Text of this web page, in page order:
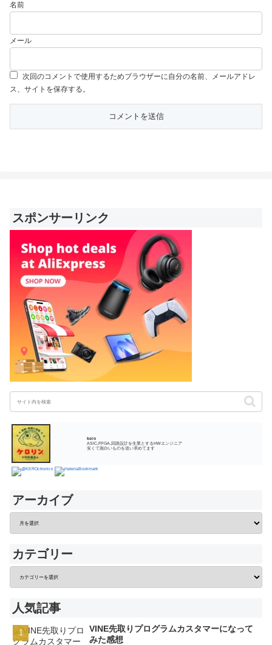
名前
メール
次回のコメントで使用するためブラウザーに自分の名前、メールアドレ
ス、サイトを保存する。
スポンサーリンク
kero
ASIC,FPGA,回路設計を生業とするHWエンジニア
安くて面白いものを追い求めてます
アーカイブ
カテゴリー
人気記事
VINE先取りプログラムカスタマーになって
みた感想